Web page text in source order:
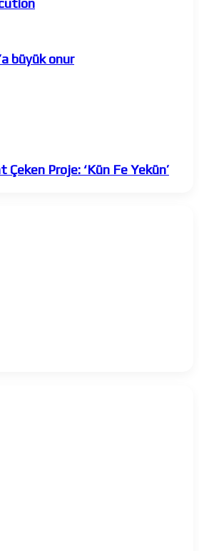
büyük onur
Çeken Proje: ‘Kün Fe Yekün’